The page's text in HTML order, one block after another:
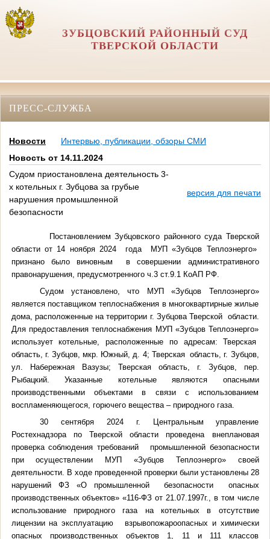
ЗУБЦОВСКИЙ РАЙОННЫЙ СУД
ТВЕРСКОЙ ОБЛАСТИ
ПРЕСС-СЛУЖБА
Новости
Интервью, публикации, обзоры СМИ
Новость от 14.11.2024
Судом приостановлена деятельность 3-
х котельных г. Зубцова за грубые
нарушения промышленной
безопасности
версия для печати
Постановлением Зубцовского районного суда Тверской
области от 14 ноября 2024
года МУП «Зубцов Теплоэнерго»
признано было виновным в совершении административного
правонарушения, предусмотренного ч.3 ст.9.1 КоАП РФ.
Судом установлено, что МУП «Зубцов Теплоэнерго»
является поставщиком теплоснабжения в многоквартирные жилые
дома, расположенные на территории г. Зубцова Тверской области.
Для предоставления теплоснабжения МУП «Зубцов Теплоэнерго»
использует котельные, расположенные по адресам: Тверская
область, г. Зубцов, мкр. Южный, д. 4; Тверская область, г. Зубцов,
ул. Набережная Вазузы; Тверская область, г. Зубцов, пер.
Рыбацкий. Указанные котельные являются опасными
производственными объектами в связи с использованием
воспламеняющегося, горючего вещества – природного газа.
30 сентября 2024 г. Центральным управление
Ростехнадзора по Тверской области проведена внеплановая
проверка соблюдения требований промышленной безопасности
при осуществлении МУП «Зубцов Теплоэнерго» своей
деятельности. В ходе проведенной проверки были установлены 28
нарушений ФЗ «О промышленной безопасности опасных
производственных объектов» «116-ФЗ от 21.07.1997г., в том числе
использование природного газа на котельных в отсутствие
лицензии на эксплуатацию взрывопожароопасных и химически
опасных производственных объектов 1, 11 и 111 классов